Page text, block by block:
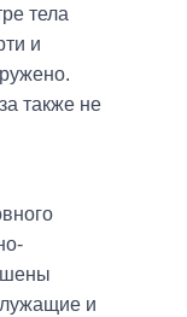
тела
и
также не
и